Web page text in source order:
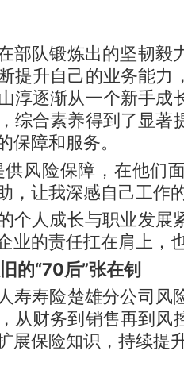
部队锻炼出的坚韧毅
提升自己的业务能力
淳逐渐从一个新手成
综合素养得到了显著
保障和服务。
供风险保障，在他们
，让我深感自己工作
个人成长与职业发展
业的责任扛在肩上，
的“70后”张在钊
寿寿险楚雄分公司风
从财务到销售再到风
展保险知识，持续提